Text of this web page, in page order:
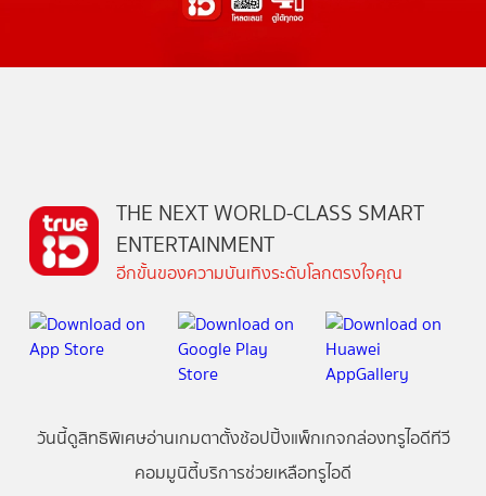
THE NEXT WORLD-CLASS SMART
ENTERTAINMENT
อีกขั้นของความบันเทิงระดับโลกตรงใจคุณ
วันนี้ดูสิทธิพิเศษอ่านเกมตาตั้งช้อปปิ้งแพ็กเกจกล่องทรูไอดีทีวี
คอมมูนิตี้บริการช่วยเหลือทรูไอดี